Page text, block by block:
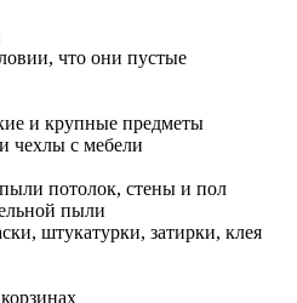
что они пустые
и крупные предметы
чехлы с мебели
потолок, стены и пол
пыли
штукатурки, затирки, клея